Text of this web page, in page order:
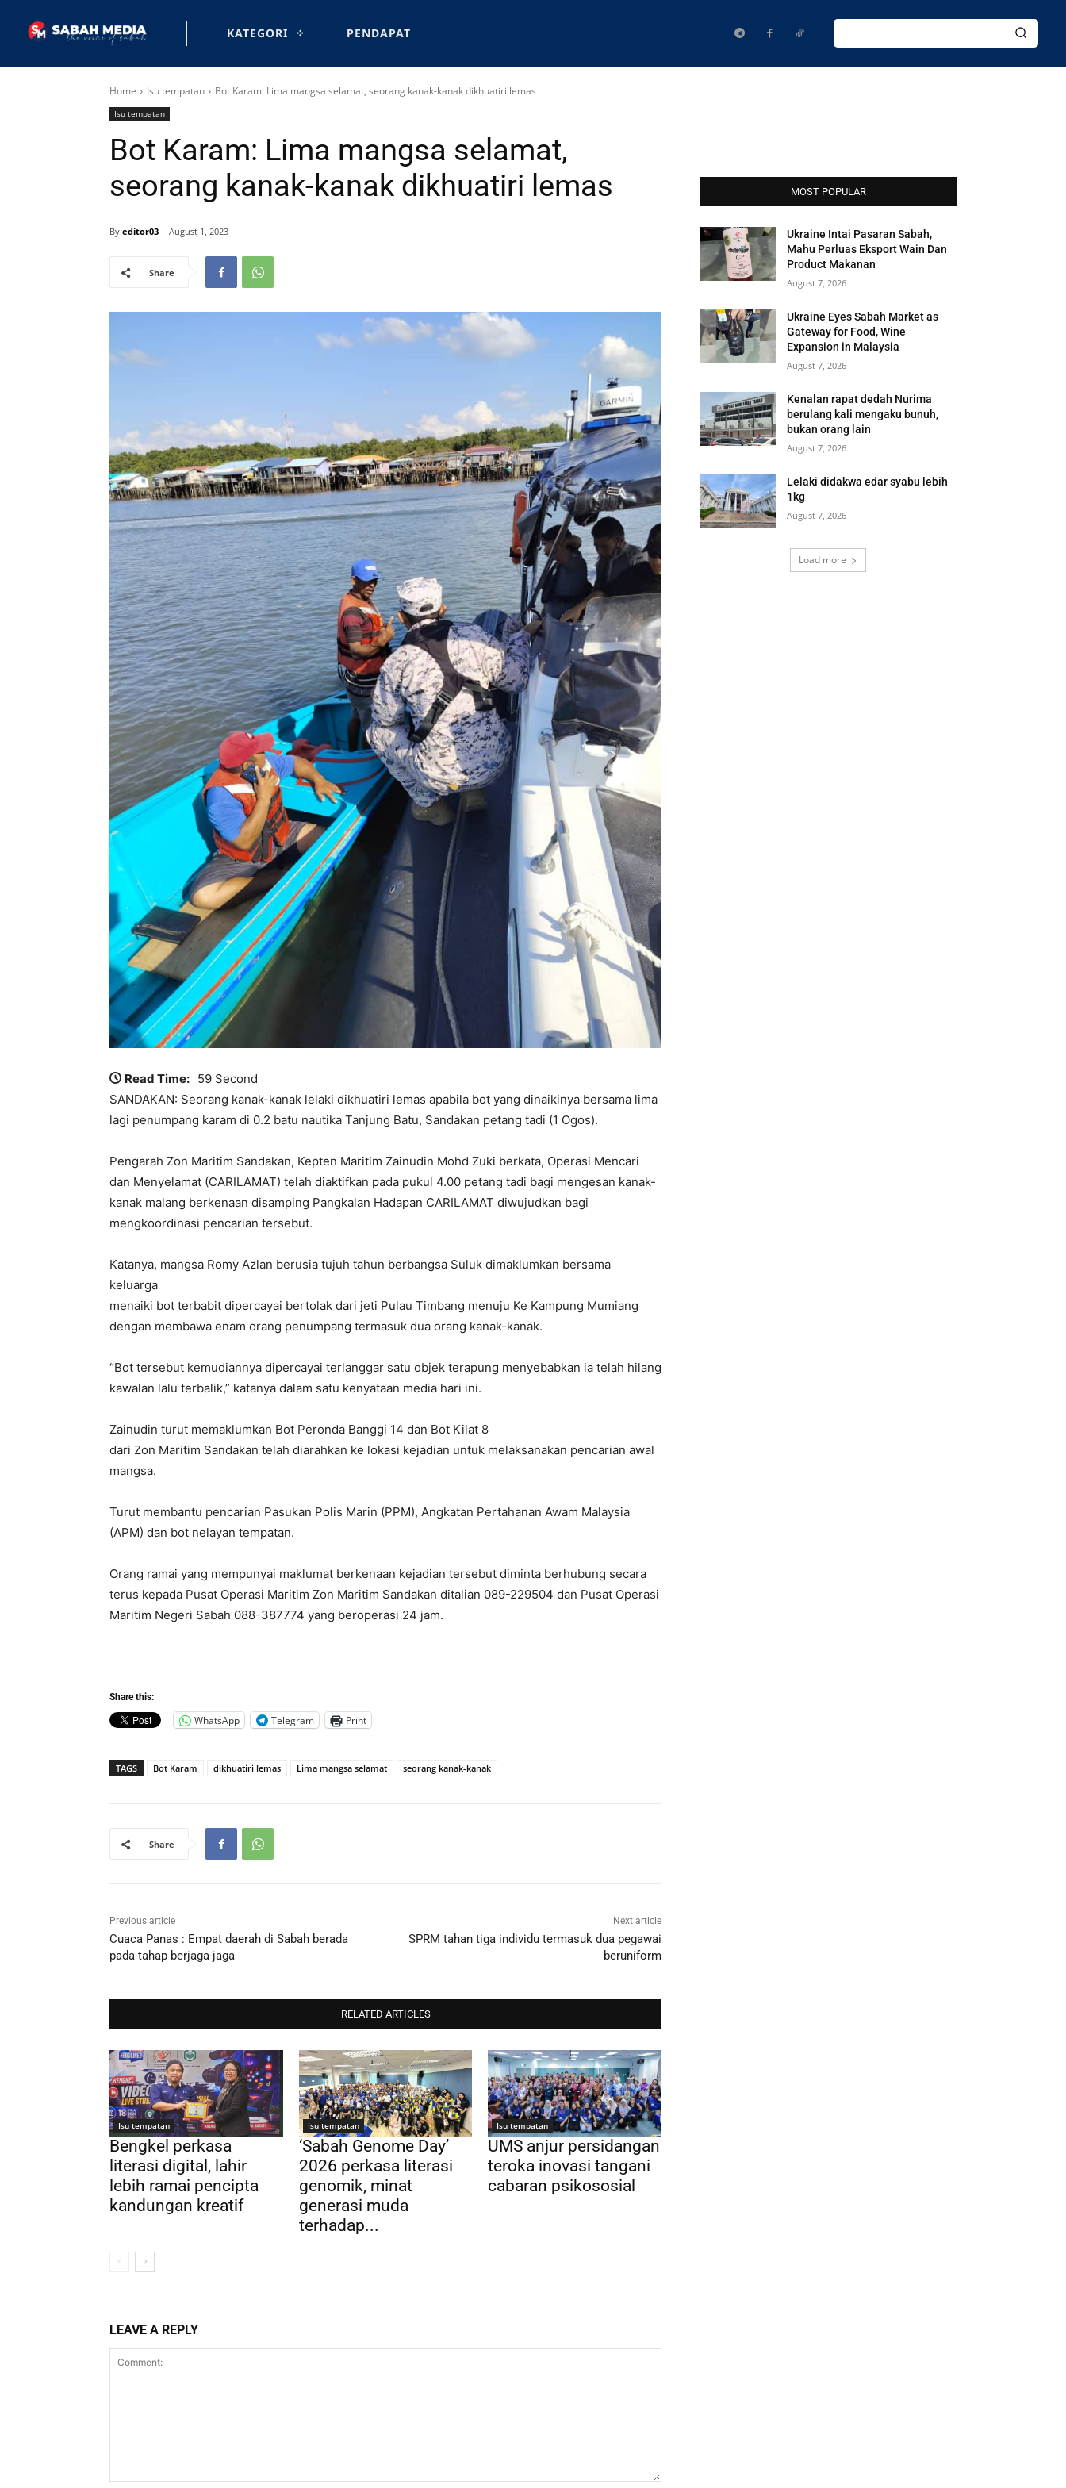
KATEGORI PENDAPAT
Home Isu tempatan Bot Karam: Lima mangsa selamat, seorang kanak-kanak dikhuatiri lemas
Isu tempatan
Bot Karam: Lima mangsa selamat,
seorang kanak-kanak dikhuatiri lemas
By editor03 August 1, 2023
Share
Read Time: 59 Second
SANDAKAN: Seorang kanak-kanak lelaki dikhuatiri lemas apabila bot yang dinaikinya bersama lima
lagi penumpang karam di 0.2 batu nautika Tanjung Batu, Sandakan petang tadi (1 Ogos).
Pengarah Zon Maritim Sandakan, Kepten Maritim Zainudin Mohd Zuki berkata, Operasi Mencari
dan Menyelamat (CARILAMAT) telah diaktifkan pada pukul 4.00 petang tadi bagi mengesan kanak-
kanak malang berkenaan disamping Pangkalan Hadapan CARILAMAT diwujudkan bagi
mengkoordinasi pencarian tersebut.
Katanya, mangsa Romy Azlan berusia tujuh tahun berbangsa Suluk dimaklumkan bersama
keluarga
menaiki bot terbabit dipercayai bertolak dari jeti Pulau Timbang menuju Ke Kampung Mumiang
dengan membawa enam orang penumpang termasuk dua orang kanak-kanak.
“Bot tersebut kemudiannya dipercayai terlanggar satu objek terapung menyebabkan ia telah hilang
kawalan lalu terbalik,” katanya dalam satu kenyataan media hari ini.
Zainudin turut memaklumkan Bot Peronda Banggi 14 dan Bot Kilat 8
dari Zon Maritim Sandakan telah diarahkan ke lokasi kejadian untuk melaksanakan pencarian awal
mangsa.
Turut membantu pencarian Pasukan Polis Marin (PPM), Angkatan Pertahanan Awam Malaysia
(APM) dan bot nelayan tempatan.
Orang ramai yang mempunyai maklumat berkenaan kejadian tersebut diminta berhubung secara
terus kepada Pusat Operasi Maritim Zon Maritim Sandakan ditalian 089-229504 dan Pusat Operasi
Maritim Negeri Sabah 088-387774 yang beroperasi 24 jam.
Share this:
WhatsApp Telegram Print
TAGS Bot Karam dikhuatiri lemas Lima mangsa selamat seorang kanak-kanak
Share
Previous article
Cuaca Panas : Empat daerah di Sabah berada
pada tahap berjaga-jaga
Next article
SPRM tahan tiga individu termasuk dua pegawai
beruniform
RELATED ARTICLES
Isu tempatan
Bengkel perkasa
literasi digital, lahir
lebih ramai pencipta
kandungan kreatif
Isu tempatan
‘Sabah Genome Day’
2026 perkasa literasi
genomik, minat
generasi muda
terhadap...
Isu tempatan
UMS anjur persidangan
teroka inovasi tangani
cabaran psikososial
LEAVE A REPLY
MOST POPULAR
Ukraine Intai Pasaran Sabah,
Mahu Perluas Eksport Wain Dan
Product Makanan
August 7, 2026
Ukraine Eyes Sabah Market as
Gateway for Food, Wine
Expansion in Malaysia
August 7, 2026
Kenalan rapat dedah Nurima
berulang kali mengaku bunuh,
bukan orang lain
August 7, 2026
Lelaki didakwa edar syabu lebih
1kg
August 7, 2026
Load more